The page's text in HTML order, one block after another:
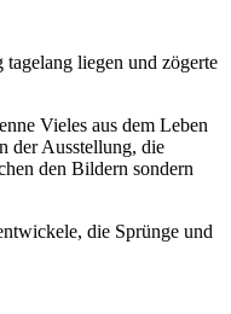
liegen und zögerte
Vieles aus dem Leben
der Ausstellung, die
den Bildern sondern
die Sprünge und